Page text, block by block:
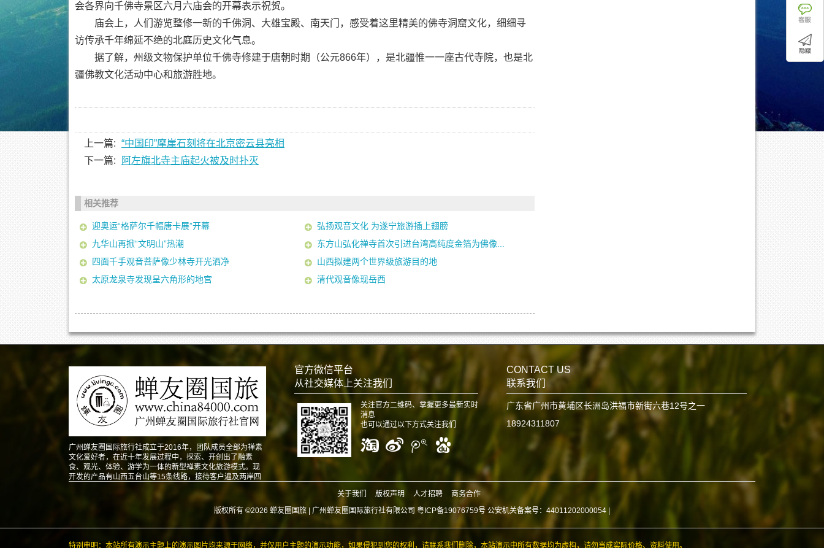
会各界向千佛寺景区六月六庙会的开幕表示祝贺。
庙会上，人们游览整修一新的千佛洞、大雄宝殿、南天门，感受着这里精美的佛寺洞窟文化，细细寻
访传承千年绵延不绝的北庭历史文化气息。
据了解，州级文物保护单位千佛寺修建于唐朝时期（公元866年），是北疆惟一一座古代寺院，也是北
疆佛教文化活动中心和旅游胜地。
上一篇: “中国印”摩崖石刻将在北京密云县亮相
下一篇:
阿左旗北寺主庙起火被及时扑灭
相关推荐
迎奥运“格萨尔千幅唐卡展”开幕
弘扬观音文化 为遂宁旅游插上翅膀
九华山再掀“文明山”热潮
东方山弘化禅寺首次引进台湾高纯度金箔为佛像...
四面千手观音菩萨像少林寺开光洒净
山西拟建两个世界级旅游目的地
太原龙泉寺发现呈六角形的地宫
清代观音像现岳西
广州蝉友圈国际旅行社成立于2016年，团队成员全部为禅素
文化爱好者，在近十年发展过程中，探索、开创出了融素
食、观光、体验、游学为一体的新型禅素文化旅游模式。现
开发的产品有山西五台山等15条线路，接待客户遍及两岸四
官方微信平台
从社交媒体上关注我们
关注官方二维码、掌握更多最新实时
消息
也可以通过以下方式关注我们
CONTACT US
联系我们
广东省广州市黄埔区长洲岛洪福市新街六巷12号之一
18924311807
关于我们 版权声明 人才招聘
商务合作
版权所有 ©2026 蝉友圈国旅 | 广州蝉友圈国际旅行社有限公司 粤ICP备19076759号 公安机关备案号：44011202000054
特别申明：本站所有演示主题上的演示图片均来源于网络，并仅用户主题的演示功能，如果侵犯到您的权利，请联系我们删除，本站演示中所有数据均为虚构，请勿当成实际价格、资料使用。